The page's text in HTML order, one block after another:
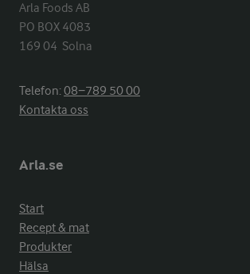
Arla Foods AB
PO BOX 4083
169 04  Solna
Telefon:08−789 50 00
Kontakta oss
Arla.se
Start
Recept & mat
Produkter
Hälsa